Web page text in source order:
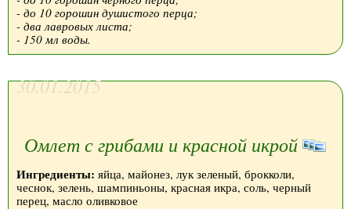
- до 10 горошин душистого перца;
- два лавровых листа;
- 150 мл воды.
30.01.2015
Омлет с грибами и красной икрой
Ингредиенты: яйца, майонез, лук зеленый, брокколи,
чеснок, зелень, шампиньоны, красная икра, соль, черный
перец, масло оливковое